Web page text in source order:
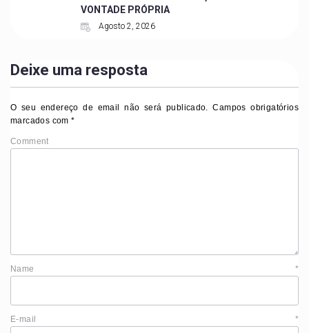
VONTADE PRÓPRIA
Agosto 2, 2026
Deixe uma resposta
O seu endereço de email não será publicado.
Campos obrigatórios
marcados com*
Comment
Name *
E-mail *